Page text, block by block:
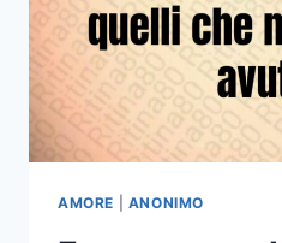
DRAMMI
INUTILI
CONFLITTI
DESIDERI
SOLO
PERSONE
AMORE ANONIMO